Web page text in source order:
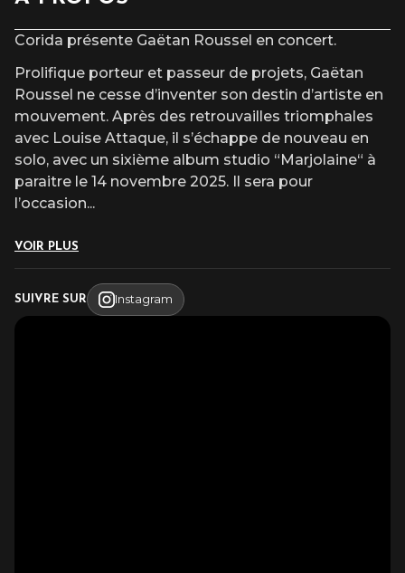
Corida présente Gaëtan Roussel en concert.
Prolifique porteur et passeur de projets, Gaëtan
Roussel ne cesse d’inventer son destin d’artiste en
mouvement. Après des retrouvailles triomphales
avec Louise Attaque, il s’échappe de nouveau en
solo, avec un sixième album studio “Marjolaine“ à
paraitre le 14 novembre 2025. Il sera pour
l’occasion...
VOIR PLUS
SUIVRE SUR Instagram